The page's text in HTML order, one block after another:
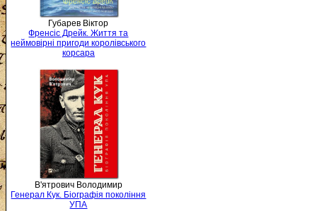
Губарев Віктор
Френсіс Дрейк. Життя та
неймовірні пригоди королівського
корсара
В'ятрович Володимир
Генерал Кук. Біографія покоління
УПА